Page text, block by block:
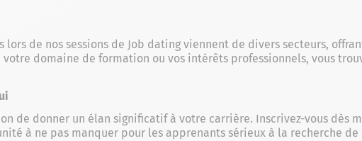
lors de nos sessions de Job dating viennent de divers secteurs,
domaine de formation ou vos intérêts professionnels, vous
de donner un élan significatif à votre carrière. Inscrivez-vous dès
à ne pas manquer pour les apprenants sérieux à la recherche